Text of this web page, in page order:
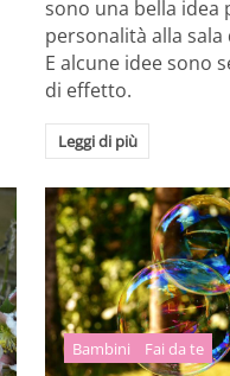
sono una bella idea
personalità alla sala
E alcune idee sono
di effetto.
Leggi di più
Bambini Fai da te